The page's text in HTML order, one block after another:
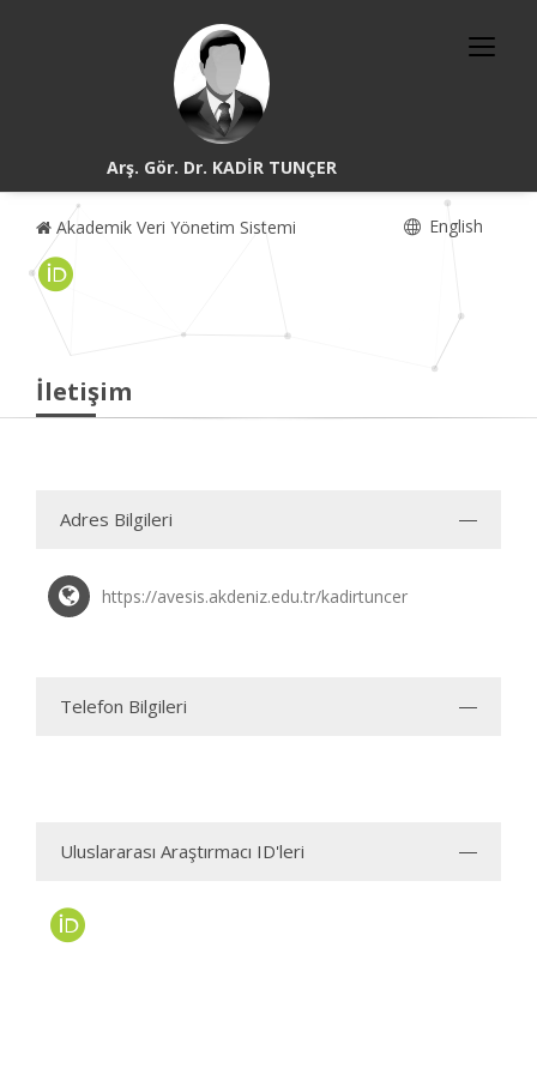
Arş. Gör. Dr. KADİR TUNÇER
Akademik Veri Yönetim Sistemi English
İletişim
Adres Bilgileri
https://avesis.akdeniz.edu.tr/kadirtuncer
Telefon Bilgileri
Uluslararası Araştırmacı ID'leri